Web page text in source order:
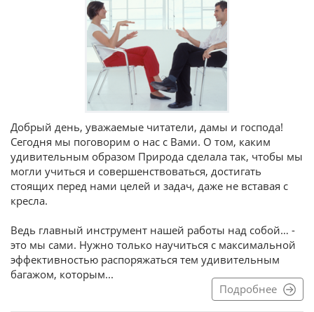
Добрый день, уважаемые читатели, дамы и господа!
Сегодня мы поговорим о нас с Вами. О том, каким
удивительным образом Природа сделала так, чтобы мы
могли учиться и совершенствоваться, достигать
стоящих перед нами целей и задач, даже не вставая с
кресла.
Ведь главный инструмент нашей работы над собой… -
это мы сами. Нужно только научиться с максимальной
эффективностью распоряжаться тем удивительным
багажом, которым...
Подробнее